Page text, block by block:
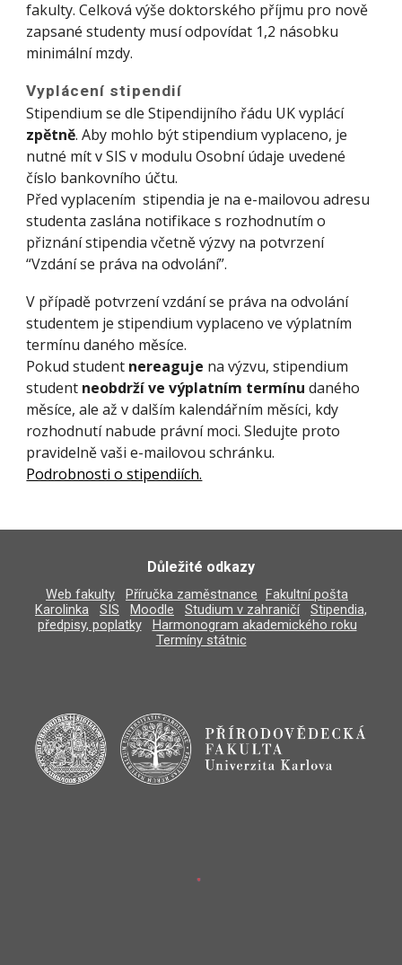
fakulty. Celková výše doktorského příjmu pro nově
zapsané studenty musí odpovídat 1,2 násobku
minimální mzdy.
Vyplácení stipendií
Stipendium se dle Stipendijního řádu UK vyplácí
zpětně. Aby mohlo být stipendium vyplaceno, je
nutné mít v SIS v modulu Osobní údaje uvedené
číslo bankovního účtu.
Před vyplacením stipendia je na e-mailovou adresu
studenta zaslána notifikace s rozhodnutím o
přiznání stipendia včetně výzvy na potvrzení
“Vzdání se práva na odvolání”.
V případě potvrzení vzdání se práva na odvolání
studentem je stipendium vyplaceno ve výplatním
termínu daného měsíce.
Pokud student nereaguje na výzvu, stipendium
student neobdrží ve výplatním termínu daného
měsíce, ale až v dalším kalendářním měsíci, kdy
rozhodnutí nabude právní moci. Sledujte proto
pravidelně vaši e-mailovou schránku.
Podrobnosti o stipendiích.
Důležité odkazy
Web fakulty Příručka zaměstnance
Fakultní pošta
Karolinka
SIS Moodle Studium v zahraničí
Stipendia,
předpisy, poplatky
Harmonogram akademického roku
Termíny státnic